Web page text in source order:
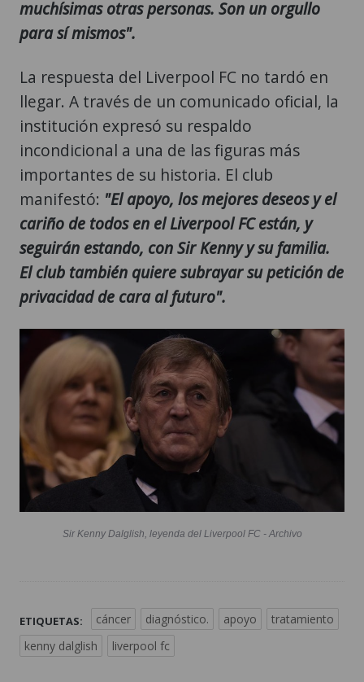
muchísimas otras personas. Son un orgullo
para sí mismos".
La respuesta del Liverpool FC no tardó en
llegar. A través de un comunicado oficial, la
institución expresó su respaldo
incondicional a una de las figuras más
importantes de su historia. El club
manifestó: "El apoyo, los mejores deseos y el
cariño de todos en el Liverpool FC están, y
seguirán estando, con Sir Kenny y su familia.
El club también quiere subrayar su petición de
privacidad de cara al futuro".
Sir Kenny Dalglish, leyenda del Liverpool FC - Archivo
ETIQUETAS: cáncer diagnóstico. apoyo
tratamiento
kenny dalglish
liverpool fc